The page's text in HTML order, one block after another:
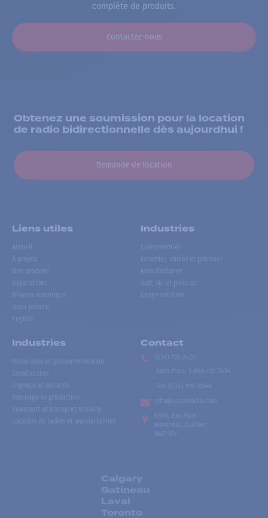
complète de produits.
Contactez-nous
Obtenez une soumission pour la location
de radio bidirectionnelle dès aujourdhui !
Demande de location
Liens utiles
Accueil
À propos
Nos produits
Réparations
Réseau numérique
Nous joindre
English
Industries
Événementiel
Forestier, minier et pétrolier
Manufacturier
Golf, ski et plein air
Usage extrême
Industries
Municipale et gouvernementale
Construction
Urgence et sécurité
Tournage et production
Transport et transport scolaire
Location de radios et walkie-talkies
Contact
(514) 735-2424
Sans frais
1-866-735-2424
Fax:
(514) 735-8046
info@accesradio.com
5591, rue Paré
Montréal, Québec
H4P 1P7
Calgary
Gatineau
Laval
Toronto